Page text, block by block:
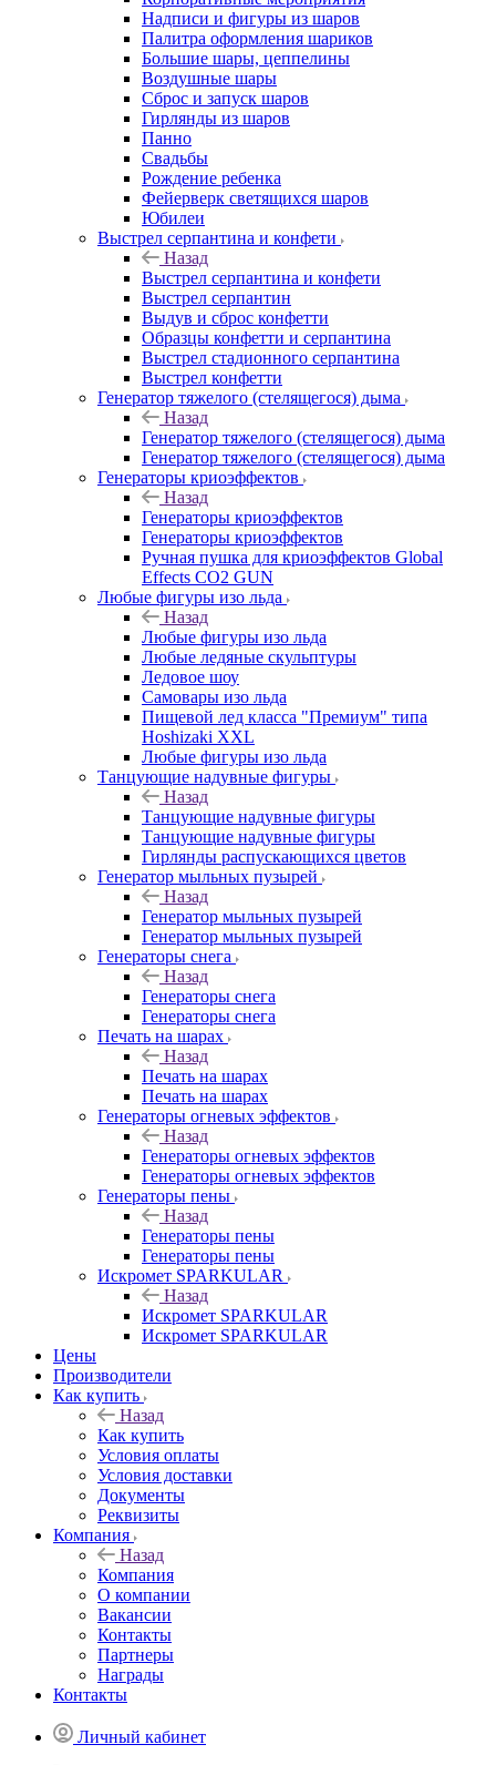
Надписи и фигуры из шаров
Палитра оформления шариков
Большие шары, цеппелины
Воздушные шары
Сброс и запуск шаров
Гирлянды из шаров
Панно
Свадьбы
Рождение ребенка
Фейерверк светящихся шаров
Юбилеи
Выстрел серпантина и конфети
Назад
Выстрел серпантина и конфети
Выстрел серпантин
Выдув и сброс конфетти
Образцы конфетти и серпантина
Выстрел стадионного серпантина
Выстрел конфетти
Генератор тяжелого (стелящегося) дыма
Назад
Генератор тяжелого (стелящегося) дыма
Генератор тяжелого (стелящегося) дыма
Генераторы криоэффектов
Назад
Генераторы криоэффектов
Генераторы криоэффектов
Ручная пушка для криоэффектов Global
Effects CO2 GUN
Любые фигуры изо льда
Назад
Любые фигуры изо льда
Любые ледяные скульптуры
Ледовое шоу
Самовары изо льда
Пищевой лед класса "Премиум" типа
Hoshizaki XXL
Любые фигуры изо льда
Танцующие надувные фигуры
Назад
Танцующие надувные фигуры
Танцующие надувные фигуры
Гирлянды распускающихся цветов
Генератор мыльных пузырей
Назад
Генератор мыльных пузырей
Генератор мыльных пузырей
Генераторы снега
Назад
Генераторы снега
Генераторы снега
Печать на шарах
Назад
Печать на шарах
Печать на шарах
Генераторы огневых эффектов
Назад
Генераторы огневых эффектов
Генераторы огневых эффектов
Генераторы пены
Назад
Генераторы пены
Генераторы пены
Искромет SPARKULAR
Назад
Искромет SPARKULAR
Искромет SPARKULAR
Цены
Производители
Как купить
Назад
Как купить
Условия оплаты
Условия доставки
Документы
Реквизиты
Компания
Назад
Компания
О компании
Вакансии
Контакты
Партнеры
Награды
Контакты
Личный кабинет